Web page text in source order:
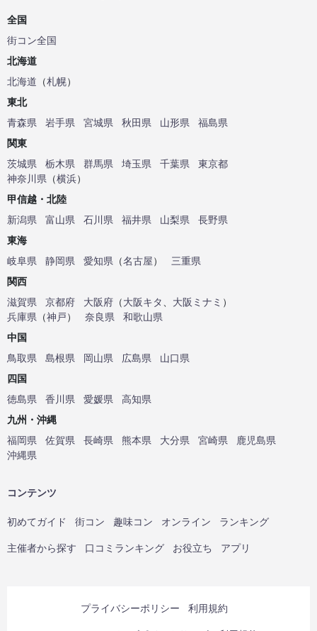
全国
街コン全国
北海道
北海道 （札幌）
東北
青森県
岩手県 宮城県 秋田県 山形県
福島県
関東
茨城県
栃木県 群馬県 埼玉県 千葉県
東京都
神奈川県 （横浜）
甲信越・北陸
新潟県
富山県 石川県 福井県 山梨県
長野県
東海
岐阜県
静岡県 愛知県 （名古屋）
三重県
関西
滋賀県
京都府 大阪府 （大阪キタ 大阪ミナミ ）
兵庫県 （神戸） 奈良県
和歌山県
中国
鳥取県
島根県 岡山県 広島県
山口県
四国
徳島県
香川県 愛媛県
高知県
九州・沖縄
福岡県
佐賀県 長崎県 熊本県 大分県 宮崎県
鹿児島県
沖縄県
コンテンツ
初めてガイド 街コン 趣味コン オンライン ランキング
主催者から探す 口コミランキング お役立ち アプリ
プライバシーポリシー 利用規約